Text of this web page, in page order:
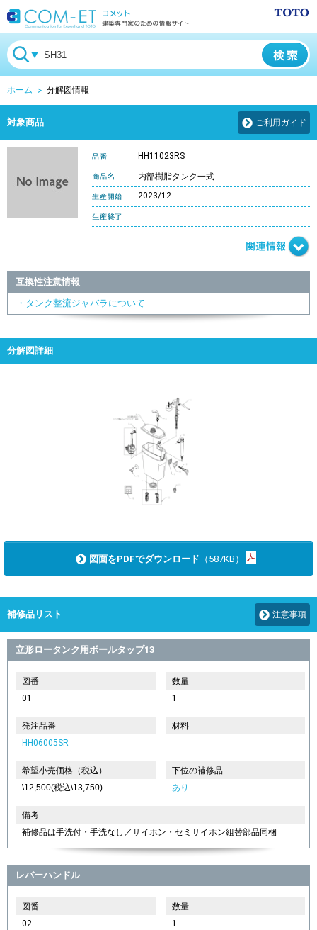
ホーム 分解図情報
対象商品 ご利用ガイド
HH11023RS
内部樹脂タンク一式
2023/12
互換性注意情報
・タンク整流ジャバラについて
分解図詳細
図面をPDFでダウンロード （587KB）
補修品リスト 注意事項
立形ロータンク用ボールタップ13
図番
01
数量
1
発注品番
HH06005SR
材料
希望小売価格（税込）
\12,500(税込\13,750)
下位の補修品
あり
備考
補修品は手洗付・手洗なし／サイホン・セミサイホン組替部品同梱
レバーハンドル
図番
02
数量
1